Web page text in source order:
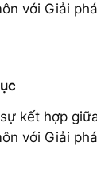
với Giải
kết hợp
với Giải